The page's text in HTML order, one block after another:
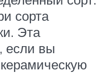
сорта
Эта
если вы